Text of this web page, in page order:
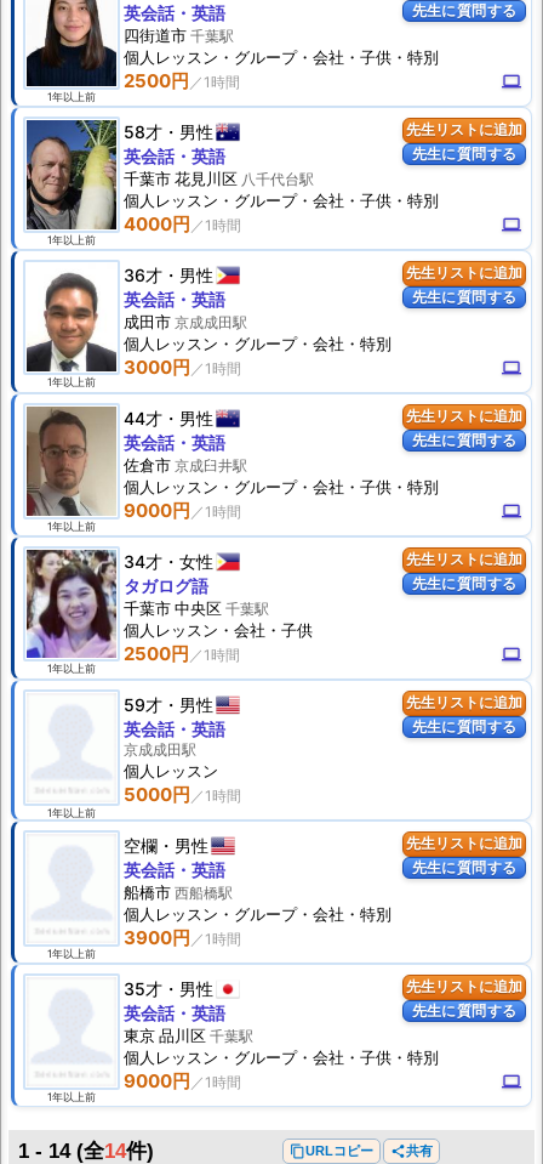
先生に質問する
1年以上前
2500円 computer
英会話・英語
四街道市 千葉駅
個人 レッスン ・グループ・会社・子供・特別
先生リストに追加
先生に質問する
1年以上前
58才 男性
4000円 computer
英会話・英語
千葉市 花見川区 八千代台駅
個人 レッスン ・グループ・会社・子供・特別
先生リストに追加
先生に質問する
1年以上前
36才 男性
3000円 computer
英会話・英語
成田市 京成成田駅
個人 レッスン ・グループ・会社・特別
先生リストに追加
先生に質問する
1年以上前
44才 男性
9000円 computer
英会話・英語
佐倉市 京成臼井駅
個人 レッスン ・グループ・会社・子供・特別
先生リストに追加
先生に質問する
1年以上前
34才 女性
2500円 computer
タガログ語
千葉市 中央区 千葉駅
個人 レッスン ・会社・子供
先生リストに追加
先生に質問する
1年以上前
59才 男性
5000円
英会話・英語
京成成田駅
個人 レッスン
先生リストに追加
先生に質問する
1年以上前
空欄 男性
3900円
英会話・英語
船橋市 西船橋駅
個人 レッスン ・グループ・会社・特別
先生リストに追加
先生に質問する
1年以上前
35才 男性
9000円 computer
英会話・英語
東京 品川区 千葉駅
個人 レッスン ・グループ・会社・子供・特別
1 - 14(全14件) content_copyURLコピー share共有